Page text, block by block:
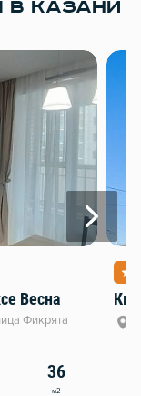
В КАЗАНИ
Весна
Фикрята
36
м2